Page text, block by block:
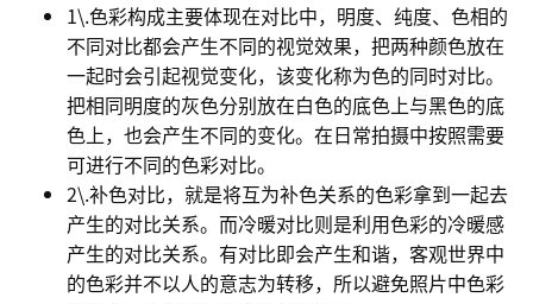
1\.色彩构成主要体现在对比中，明度、纯度、色相的
不同对比都会产生不同的视觉效果，把两种颜色放在
一起时会引起视觉变化，该变化称为色的同时对比。
把相同明度的灰色分别放在白色的底色上与黑色的底
色上，也会产生不同的变化。在日常拍摄中按照需要
可进行不同的色彩对比。
2\.补色对比，就是将互为补色关系的色彩拿到一起去
产生的对比关系。而冷暖对比则是利用色彩的冷暖感
产生的对比关系。有对比即会产生和谐，客观世界中
的色彩并不以人的意志为转移，所以避免照片中色彩